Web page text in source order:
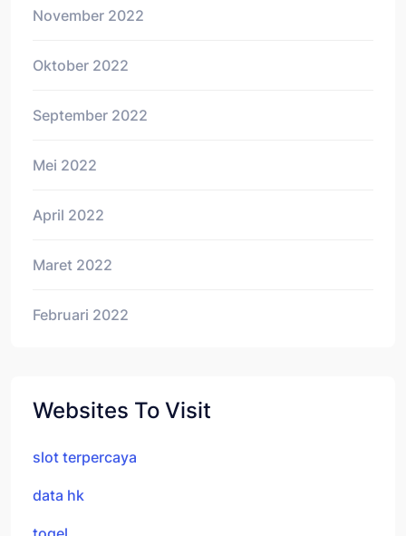
November 2022
Oktober 2022
September 2022
Mei 2022
April 2022
Maret 2022
Februari 2022
Websites To Visit
slot terpercaya
data hk